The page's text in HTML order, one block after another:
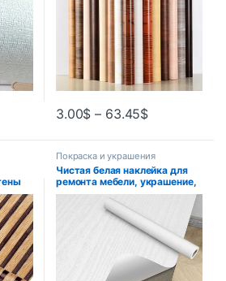
3.00$ – 63.45$
на
Покраска и украшения
Чистая белая наклейка для
ремонта мебели, украшение,
водостойкая настольная
дверь шкафа,
самоклеящиеся бытовые
обои под дерево